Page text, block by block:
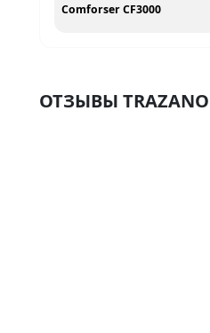
Comforser CF3000
ОТЗЫВЫ TRAZANO